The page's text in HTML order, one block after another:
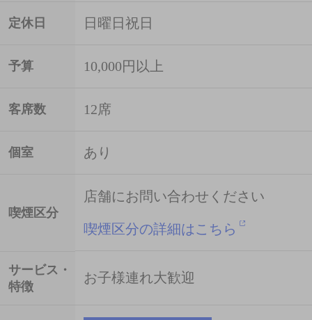
定休日 日曜日祝日
予算 10,000円以上
客席数 12席
個室 あり
喫煙区分
店舗にお問い合わせください
喫煙区分の詳細はこちら
サービス・
特徴
お子様連れ大歓迎